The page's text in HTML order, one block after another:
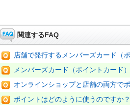
関連するFAQ
店舗で発行するメンバーズカード（
メンバーズカード（ポイントカード
オンラインショップと店舗の両方で
ポイントはどのように使うのですか？